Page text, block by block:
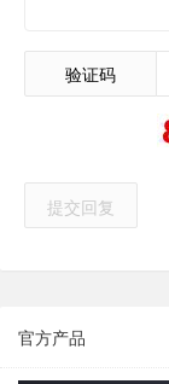
验证码
提交回复
官方产品